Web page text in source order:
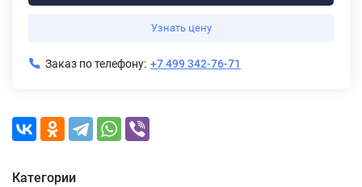
Узнать цену
Заказ по телефону: +7 499 342-76-71
Категории